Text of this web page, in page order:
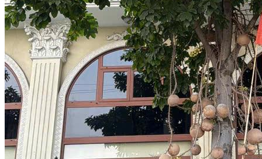
Mô tả chi tiết
- Bán Nhà MT Đường Phan Bá Vành, phường Thạnh Mỹ Lợi,
quận 2.
- Địa Chỉ: 33 Phan Bá Vành, Phường Thạnh Mỹ Lợi, Thủ Đức, địa
chỉ mới: Phường Cát Lái, Tp HCM
- Diện tích đất: 288m² (16m x 18m) ,
- Hiện trạng: 1 hầm, 1 trệt,5 lầu, sân thượng, đúc 7 tầng nhà đang
cho thuê 300 triệu/tháng
- Vị trí: Mặt Tiền đường đẹp gần ngã tư Trương Văn Bang và Phan
Bá Vành, cách Trần Quý Kiên Đảo Kim Cương 800m
- Hướng: đông nam
- Giá bán: 145 Tỷ thương lượng